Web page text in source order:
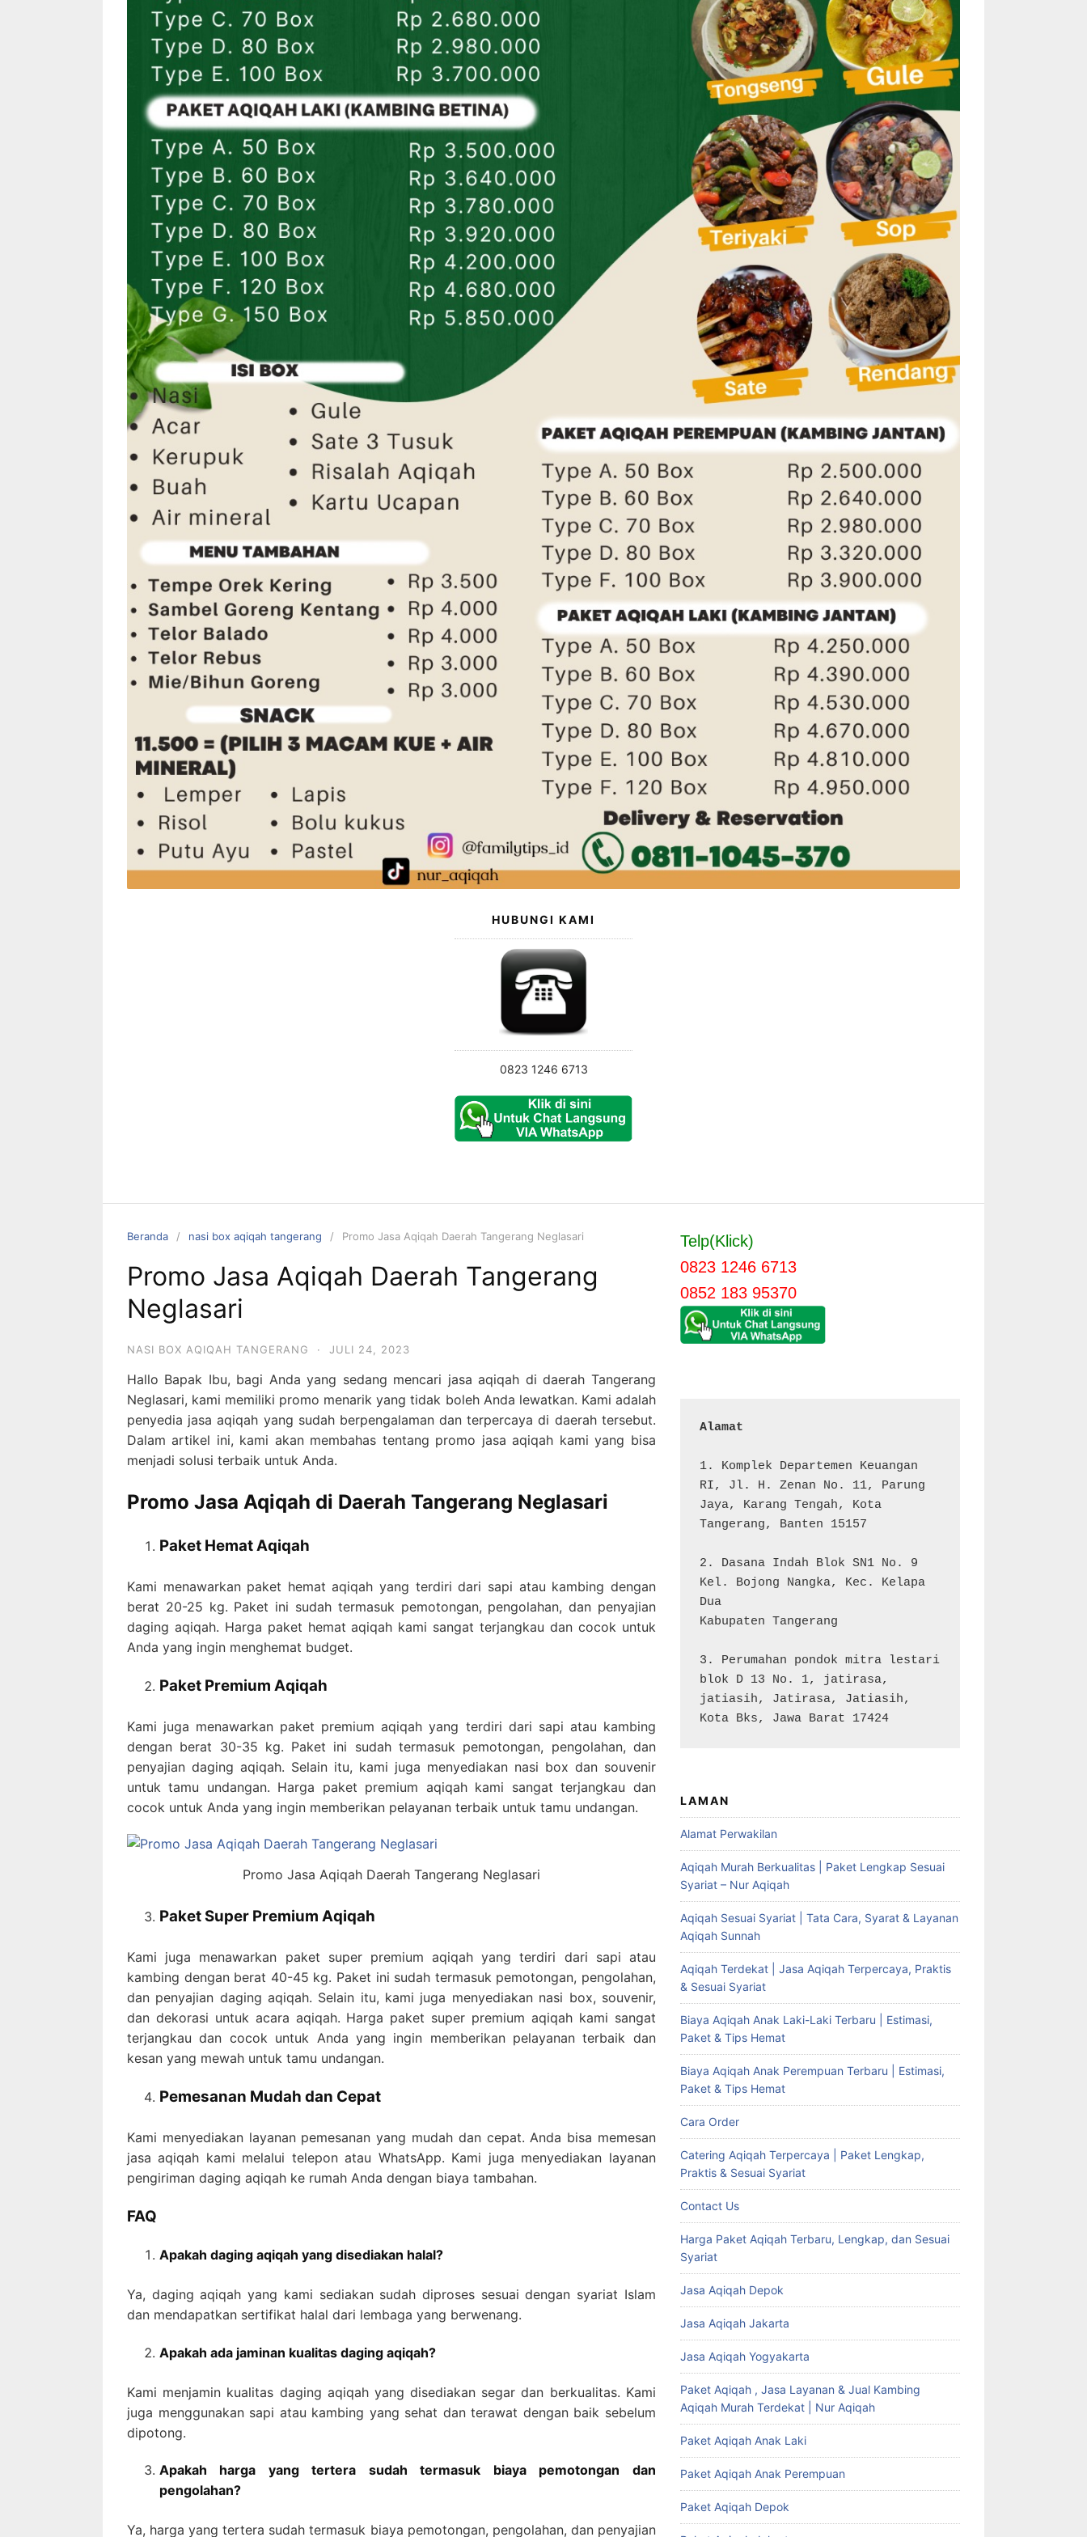
HUBUNGI KAMI
0823 1246 6713
Beranda nasi box aqiqah tangerang Promo Jasa Aqiqah Daerah Tangerang Neglasari
Promo Jasa Aqiqah Daerah Tangerang
Neglasari
NASI BOX AQIQAH TANGERANG · JULI 24, 2023
Hallo Bapak Ibu, bagi Anda yang sedang mencari jasa aqiqah di daerah Tangerang
Neglasari, kami memiliki promo menarik yang tidak boleh Anda lewatkan. Kami adalah
penyedia jasa aqiqah yang sudah berpengalaman dan terpercaya di daerah tersebut.
Dalam artikel ini, kami akan membahas tentang promo jasa aqiqah kami yang bisa
menjadi solusi terbaik untuk Anda.
Promo Jasa Aqiqah di Daerah Tangerang Neglasari
Paket Hemat Aqiqah
Kami menawarkan paket hemat aqiqah yang terdiri dari sapi atau kambing dengan
berat 20-25 kg. Paket ini sudah termasuk pemotongan, pengolahan, dan penyajian
daging aqiqah. Harga paket hemat aqiqah kami sangat terjangkau dan cocok untuk
Anda yang ingin menghemat budget.
Paket Premium Aqiqah
Kami juga menawarkan paket premium aqiqah yang terdiri dari sapi atau kambing
dengan berat 30-35 kg. Paket ini sudah termasuk pemotongan, pengolahan, dan
penyajian daging aqiqah. Selain itu, kami juga menyediakan nasi box dan souvenir
untuk tamu undangan. Harga paket premium aqiqah kami sangat terjangkau dan
cocok untuk Anda yang ingin memberikan pelayanan terbaik untuk tamu undangan.
Promo Jasa Aqiqah Daerah Tangerang Neglasari
Paket Super Premium Aqiqah
Kami juga menawarkan paket super premium aqiqah yang terdiri dari sapi atau
kambing dengan berat 40-45 kg. Paket ini sudah termasuk pemotongan, pengolahan,
dan penyajian daging aqiqah. Selain itu, kami juga menyediakan nasi box, souvenir,
dan dekorasi untuk acara aqiqah. Harga paket super premium aqiqah kami sangat
terjangkau dan cocok untuk Anda yang ingin memberikan pelayanan terbaik dan
kesan yang mewah untuk tamu undangan.
Pemesanan Mudah dan Cepat
Kami menyediakan layanan pemesanan yang mudah dan cepat. Anda bisa memesan
jasa aqiqah kami melalui telepon atau WhatsApp. Kami juga menyediakan layanan
pengiriman daging aqiqah ke rumah Anda dengan biaya tambahan.
FAQ
Apakah daging aqiqah yang disediakan halal?
Ya, daging aqiqah yang kami sediakan sudah diproses sesuai dengan syariat Islam
dan mendapatkan sertifikat halal dari lembaga yang berwenang.
Apakah ada jaminan kualitas daging aqiqah?
Kami menjamin kualitas daging aqiqah yang disediakan segar dan berkualitas. Kami
juga menggunakan sapi atau kambing yang sehat dan terawat dengan baik sebelum
dipotong.
Apakah harga yang tertera sudah termasuk biaya pemotongan dan
pengolahan?
Ya, harga yang tertera sudah termasuk biaya pemotongan, pengolahan, dan penyajian
Telp(Klick)
0823 1246 6713
0852 183 95370
Alamat
1. Komplek Departemen Keuangan
RI, Jl. H. Zenan No. 11, Parung
Jaya, Karang Tengah, Kota
Tangerang, Banten 15157
2. Dasana Indah Blok SN1 No. 9
Kel. Bojong Nangka, Kec. Kelapa
Dua
Kabupaten Tangerang
3. Perumahan pondok mitra lestari
blok D 13 No. 1, jatirasa,
jatiasih, Jatirasa, Jatiasih,
Kota Bks, Jawa Barat 17424
LAMAN
Alamat Perwakilan
Aqiqah Murah Berkualitas | Paket Lengkap Sesuai
Syariat – Nur Aqiqah
Aqiqah Sesuai Syariat | Tata Cara, Syarat & Layanan
Aqiqah Sunnah
Aqiqah Terdekat | Jasa Aqiqah Terpercaya, Praktis
& Sesuai Syariat
Biaya Aqiqah Anak Laki-Laki Terbaru | Estimasi,
Paket & Tips Hemat
Biaya Aqiqah Anak Perempuan Terbaru | Estimasi,
Paket & Tips Hemat
Cara Order
Catering Aqiqah Terpercaya | Paket Lengkap,
Praktis & Sesuai Syariat
Contact Us
Harga Paket Aqiqah Terbaru, Lengkap, dan Sesuai
Syariat
Jasa Aqiqah Depok
Jasa Aqiqah Jakarta
Jasa Aqiqah Yogyakarta
Paket Aqiqah , Jasa Layanan & Jual Kambing
Aqiqah Murah Terdekat | Nur Aqiqah
Paket Aqiqah Anak Laki
Paket Aqiqah Anak Perempuan
Paket Aqiqah Depok